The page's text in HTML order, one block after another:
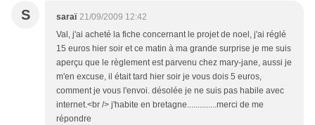
S saraï 21/09/2009 12:42
Val, j'ai acheté la fiche concernant le projet de noel, j'ai réglé
15 euros hier soir et ce matin à ma grande surprise je me suis
aperçu que le règlement est parvenu chez mary-jane, aussi je
m'en excuse, il était tard hier soir je vous dois 5 euros,
comment je vous l'envoi. désolée je ne suis pas habile avec
internet.<br /> j'habite en bretagne..............merci de me
répondre